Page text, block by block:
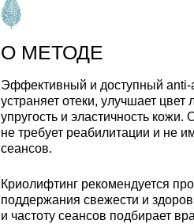
Эффективный и доступный anti-
устраняет отеки, улучшает
упругость и эластичность
не требует реабилитации и не
сеансов.
О МЕТОДЕ
Криолифтинг рекомендуется
поддержания свежести и
и частоту сеансов подбирает